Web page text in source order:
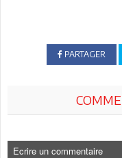
PARTAGER
Ecrire un commentaire